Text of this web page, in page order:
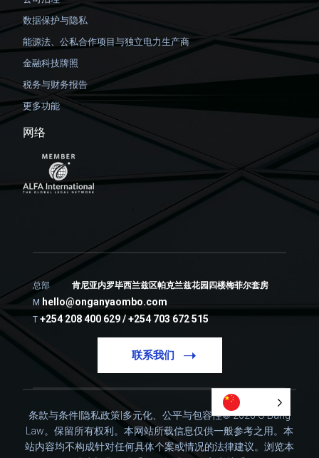
数据保护与隐私
能源法、公私合作项目与独立电力生产商
金融科技牌照
税务与财务报告
更多功能
网络
总部
肯尼亚内罗毕西兰兹区帕克兰兹花园四楼梅菲尔套房
M hello@onganyaombo.com
T +254 208 400 629 / +254 703 672 515
联系我们
条款与条件 隐私政策 多元化、公平与包容性© 2026 O'Bang
Law。保留所有权利。 本网站所载信息仅供一般参考之用。本
站内容均不构成针对任何具体个案或情况的法律建议。 浏览本